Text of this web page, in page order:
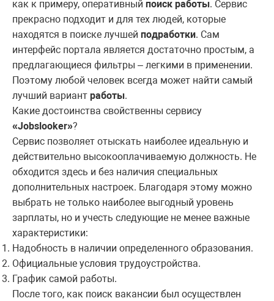
как к примеру, оперативный поиск работы. Сервис
прекрасно подходит и для тех людей, которые
находятся в поиске лучшей подработки. Сам
интерфейс портала является достаточно простым, а
предлагающиеся фильтры – легкими в применении.
Поэтому любой человек всегда может найти самый
лучший вариант работы.
Какие достоинства свойственны сервису
«Jobslooker»?
Сервис позволяет отыскать наиболее идеальную и
действительно высокооплачиваемую должность. Не
обходится здесь и без наличия специальных
дополнительных настроек. Благодаря этому можно
выбрать не только наиболее выгодный уровень
зарплаты, но и учесть следующие не менее важные
характеристики:
Надобность в наличии определенного образования.
Официальные условия трудоустройства.
График самой работы.
После того, как поиск вакансии был осуществлен